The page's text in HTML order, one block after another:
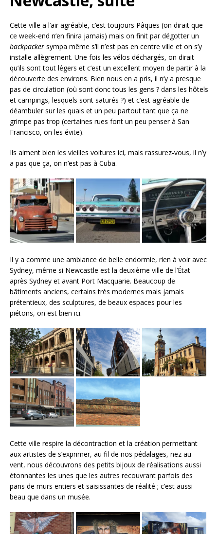
Cette ville a l’air agréable, c’est toujours Pâques (on dirait que
ce week-end n’en finira jamais) mais on finit par dégotter un
backpacker sympa même s’il n’est pas en centre ville et on s’y
installe allègrement. Une fois les vélos déchargés, on dirait
qu’ils sont tout légers et c’est un excellent moyen de partir à la
découverte des environs. Bien nous en a pris, il n’y a presque
pas de circulation (où sont donc tous les gens ? dans les hôtels
et campings, lesquels sont saturés ?) et c’est agréable de
déambuler sur les quais et un peu partout tant que ça ne
grimpe pas trop (certaines rues font un peu penser à San
Francisco, on les évite).
Ils aiment bien les vieilles voitures ici, mais rassurez-vous, il n’y
a pas que ça, on n’est pas à Cuba.
Il y a comme une ambiance de belle endormie, rien à voir avec
Sydney, même si Newcastle est la deuxième ville de l’État
après Sydney et avant Port Macquarie. Beaucoup de
bâtiments anciens, certains très modernes mais jamais
prétentieux, des sculptures, de beaux espaces pour les
piétons, on est bien ici.
Cette ville respire la décontraction et la création permettant
aux artistes de s’exprimer, au fil de nos pédalages, nez au
vent, nous découvrons des petits bijoux de réalisations aussi
étonnantes les unes que les autres recouvrant parfois des
pans de murs entiers et saisissantes de réalité ; c’est aussi
beau que dans un musée.